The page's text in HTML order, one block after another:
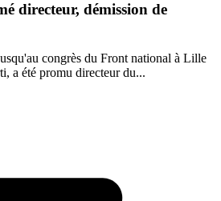
directeur, démission de
congrès du Front national à Lille
a été promu directeur du...